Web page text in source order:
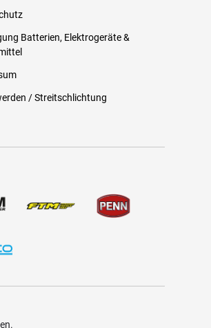
Batterien, Elektrogeräte &
/ Streitschlichtung